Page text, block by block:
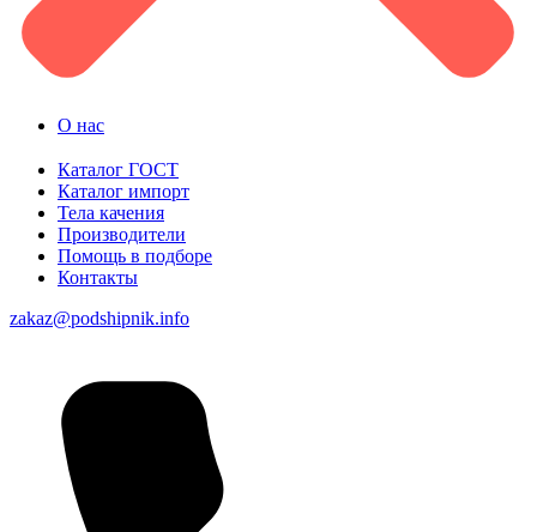
О нас
Каталог ГОСТ
Каталог импорт
Тела качения
Производители
Помощь в подборе
Контакты
zakaz@podshipnik.info